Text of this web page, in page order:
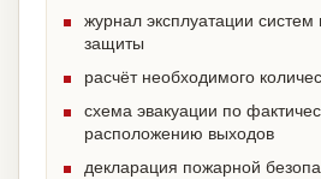
журнал эксплуатации
защиты
расчёт необходимого
схема эвакуации по
расположению выходов
декларация пожарной